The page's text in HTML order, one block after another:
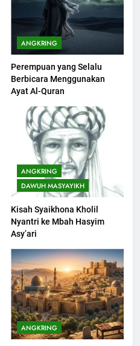
ANGKRING
Perempuan yang Selalu
Berbicara Menggunakan
Ayat Al-Quran
ANGKRING
DAWUH MASYAYIKH
Kisah Syaikhona Kholil
Nyantri ke Mbah Hasyim
Asy’ari
ANGKRING
Idul Fitri di Rumah
jumat: Sejarah
Pembangkit Jiwa
Jumat : Supaya Amal
Bulan Bersejarah
Jumat: Mengapa Orang
Tak Akan Pernah